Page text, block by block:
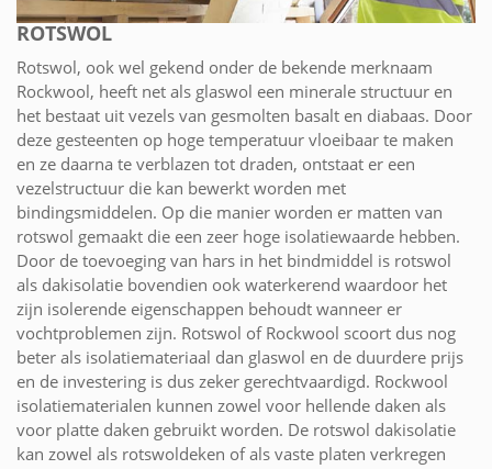
ROTSWOL
Rotswol, ook wel gekend onder de bekende merknaam
Rockwool, heeft net als glaswol een minerale structuur en
het bestaat uit vezels van gesmolten basalt en diabaas. Door
deze gesteenten op hoge temperatuur vloeibaar te maken
en ze daarna te verblazen tot draden, ontstaat er een
vezelstructuur die kan bewerkt worden met
bindingsmiddelen. Op die manier worden er matten van
rotswol gemaakt die een zeer hoge isolatiewaarde hebben.
Door de toevoeging van hars in het bindmiddel is rotswol
als dakisolatie bovendien ook waterkerend waardoor het
zijn isolerende eigenschappen behoudt wanneer er
vochtproblemen zijn. Rotswol of Rockwool scoort dus nog
beter als isolatiemateriaal dan glaswol en de duurdere prijs
en de investering is dus zeker gerechtvaardigd. Rockwool
isolatiematerialen kunnen zowel voor hellende daken als
voor platte daken gebruikt worden. De rotswol dakisolatie
kan zowel als rotswoldeken of als vaste platen verkregen